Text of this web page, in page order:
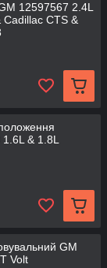
12597567 2.4L
Cadillac CTS &
& 1.8L
GM
Volt